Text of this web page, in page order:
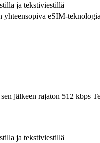
ja tekstiviestillä
eSIM-
jälkeen rajaton 512 kbps
ja tekstiviestillä